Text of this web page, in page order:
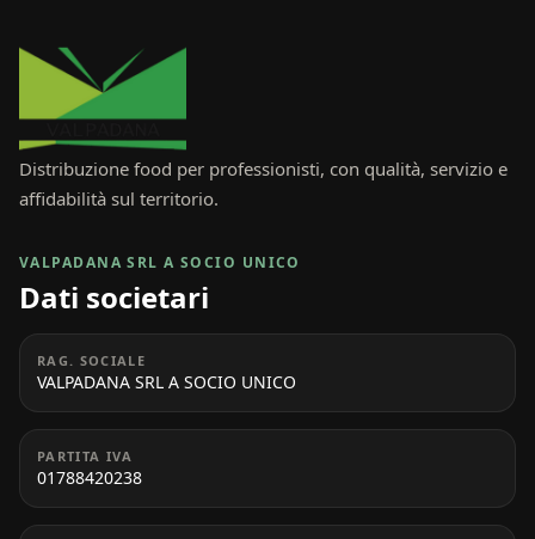
Distribuzione food per professionisti, con qualità, servizio e
affidabilità sul territorio.
VALPADANA SRL A SOCIO UNICO
Dati societari
RAG. SOCIALE
VALPADANA SRL A SOCIO UNICO
PARTITA IVA
01788420238